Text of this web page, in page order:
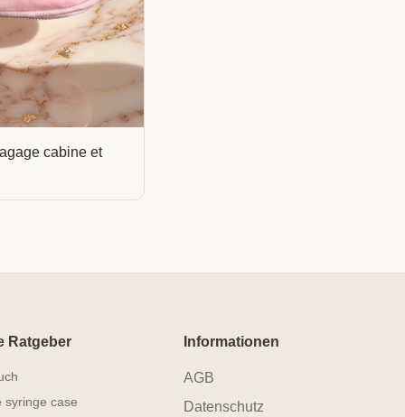
cabine et
Ratgeber
syringe case
Informationen
AGB
Datenschutz